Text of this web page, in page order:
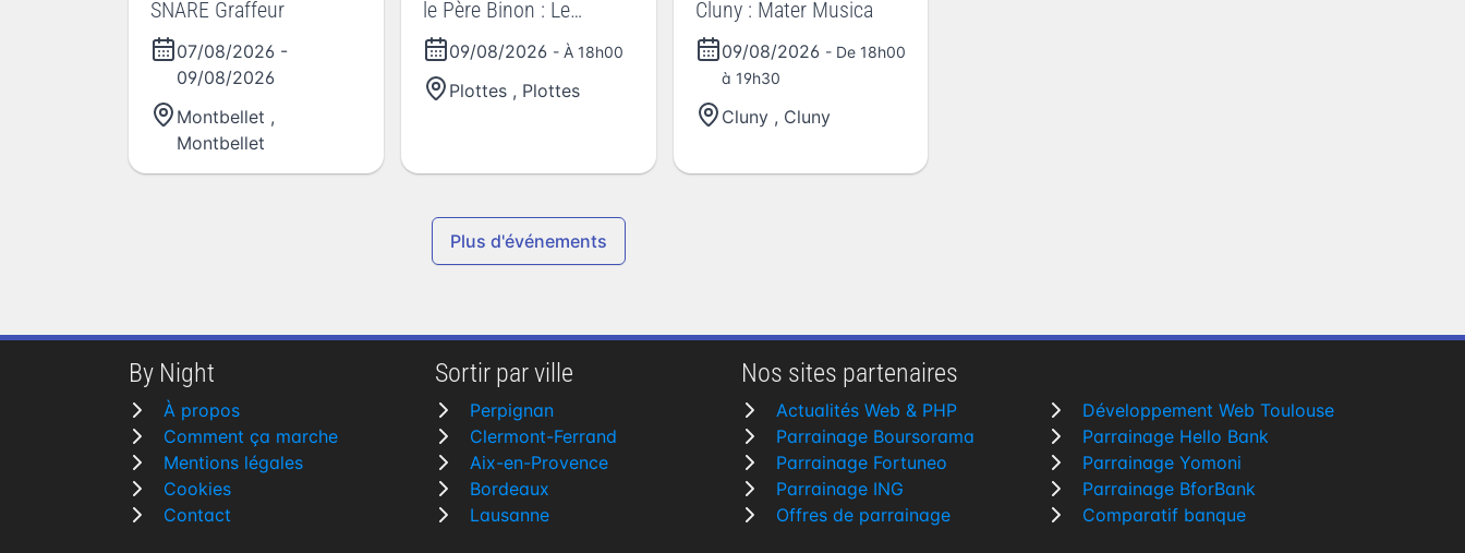
SNARE Graffeur
07/08/2026 -
09/08/2026
Montbellet ,
Montbellet
le Père Binon : Le
mandat britannique, la
shoah et la proclamation
de l'indépendance de
09/08/2026 - À 18h00
Plottes , Plottes
Cluny : Mater Musica
09/08/2026 - De 18h00
à 19h30
Cluny , Cluny
Plus d'événements
By Night
À propos
Comment ça marche
Mentions légales
Cookies
Contact
Sortir par ville
Perpignan
Clermont-Ferrand
Aix-en-Provence
Bordeaux
Lausanne
Nos sites partenaires
Actualités Web & PHP
Parrainage Boursorama
Parrainage Fortuneo
Parrainage ING
Offres de parrainage
Développement Web Toulouse
Parrainage Hello Bank
Parrainage Yomoni
Parrainage BforBank
Comparatif banque